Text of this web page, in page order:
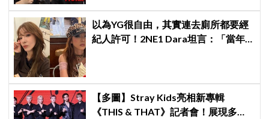
以為YG很自由，其實連去廁所都要經
紀人許可！2NE1 Dara坦言：「當年
【多圖】Stray Kids亮相新專輯
《THIS & THAT》記者會！展現多才